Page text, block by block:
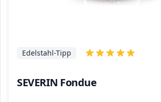
SEVERIN Fondue
Edelstahl-Tipp